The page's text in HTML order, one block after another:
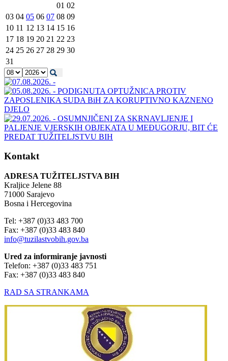
01 02
03 04 05 06 07 08 09
10 11 12 13 14 15 16
17 18 19 20 21 22 23
24 25 26 27 28 29 30
31
Kontakt
ADRESA TUŽITELJSTVA BIH
Kraljice Jelene 88
71000 Sarajevo
Bosna i Hercegovina
Tel: +387 (0)33 483 700
Fax: +387 (0)33 483 840
info@tuzilastvobih.gov.ba
Ured za informiranje javnosti
Telefon: +387 (0)33 483 751
Fax: +387 (0)33 483 840
RAD SA STRANKAMA